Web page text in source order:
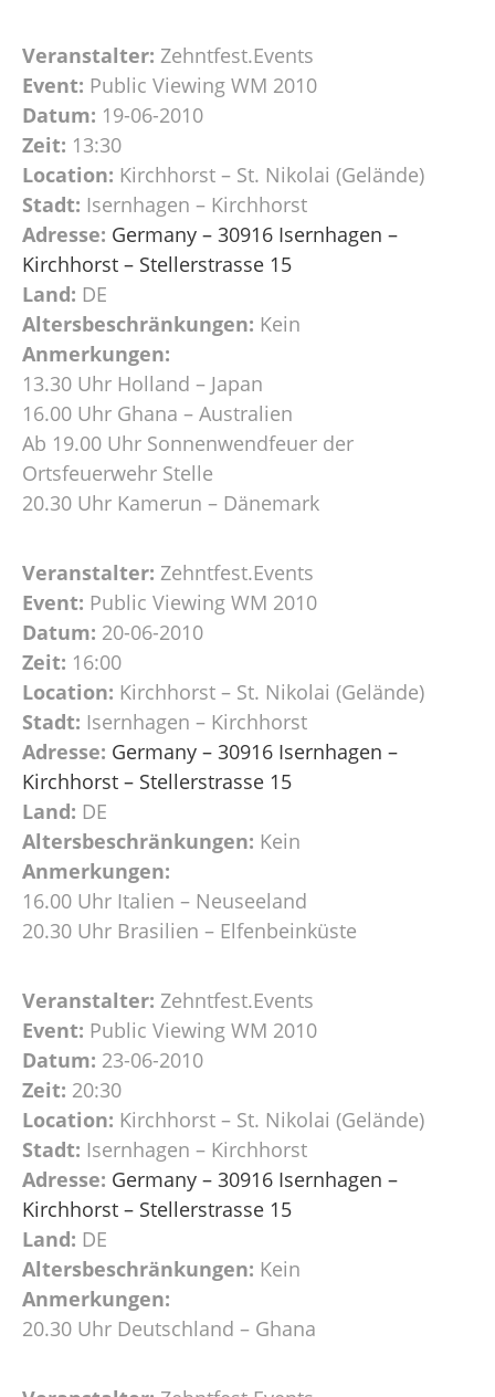
Veranstalter: Zehntfest.Events
Event: Public Viewing WM 2010
Datum: 19-06-2010
Zeit: 13:30
Location: Kirchhorst – St. Nikolai (Gelände)
Stadt: Isernhagen – Kirchhorst
Adresse: Germany – 30916 Isernhagen –
Kirchhorst – Stellerstrasse 15
Land: DE
Altersbeschränkungen: Kein
Anmerkungen:
13.30 Uhr Holland – Japan
16.00 Uhr Ghana – Australien
Ab 19.00 Uhr Sonnenwendfeuer der
Ortsfeuerwehr Stelle
20.30 Uhr Kamerun – Dänemark
Veranstalter: Zehntfest.Events
Event: Public Viewing WM 2010
Datum: 20-06-2010
Zeit: 16:00
Location: Kirchhorst – St. Nikolai (Gelände)
Stadt: Isernhagen – Kirchhorst
Adresse: Germany – 30916 Isernhagen –
Kirchhorst – Stellerstrasse 15
Land: DE
Altersbeschränkungen: Kein
Anmerkungen:
16.00 Uhr Italien – Neuseeland
20.30 Uhr Brasilien – Elfenbeinküste
Veranstalter: Zehntfest.Events
Event: Public Viewing WM 2010
Datum: 23-06-2010
Zeit: 20:30
Location: Kirchhorst – St. Nikolai (Gelände)
Stadt: Isernhagen – Kirchhorst
Adresse: Germany – 30916 Isernhagen –
Kirchhorst – Stellerstrasse 15
Land: DE
Altersbeschränkungen: Kein
Anmerkungen:
20.30 Uhr Deutschland – Ghana